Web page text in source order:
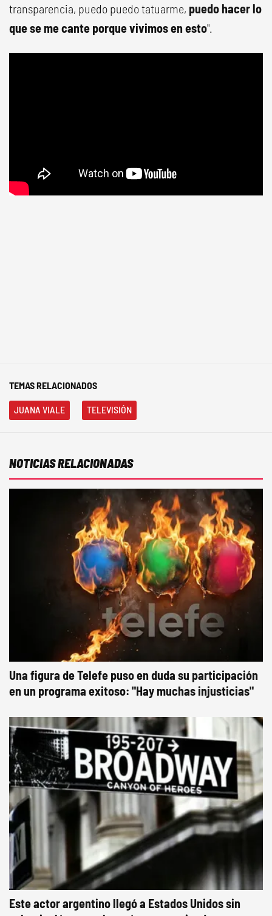
transparencia, puedo puedo tatuarme, puedo hacer lo
que se me cante porque vivimos en esto".
TEMAS RELACIONADOS
JUANA VIALE TELEVISIÓN
NOTICIAS RELACIONADAS
Una figura de Telefe puso en duda su participación
en un programa exitoso: "Hay muchas injusticias"
Este actor argentino llegó a Estados Unidos sin